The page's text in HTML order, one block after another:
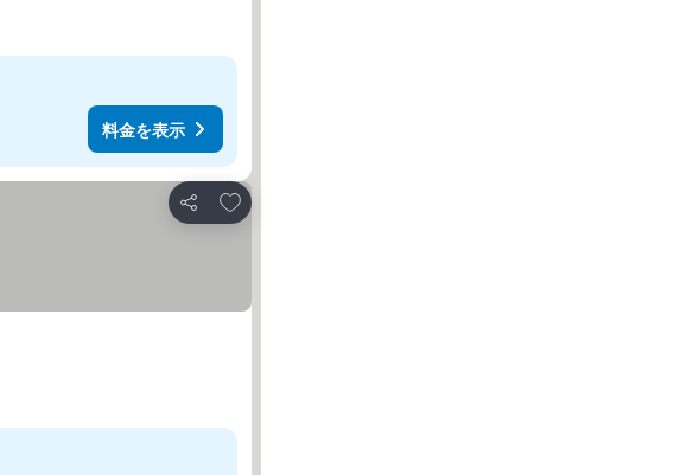
料金を表示
シェア
お気に入りに追加